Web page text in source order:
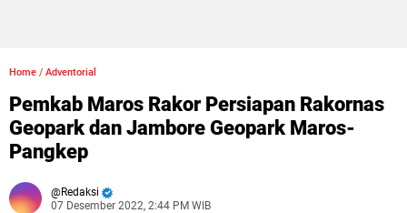
Home / Adventorial
Pemkab Maros Rakor Persiapan Rakornas
Geopark dan Jambore Geopark Maros-
Pangkep
Redaksi
07 Desember 2022, 2:44 PM WIB